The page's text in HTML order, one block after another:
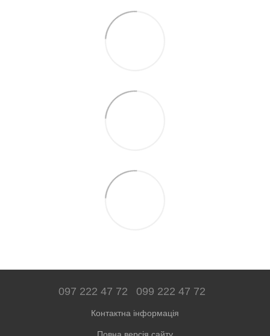
097 222 47 72 099 222 47 72
Контактна інформація
Повна версія сайту